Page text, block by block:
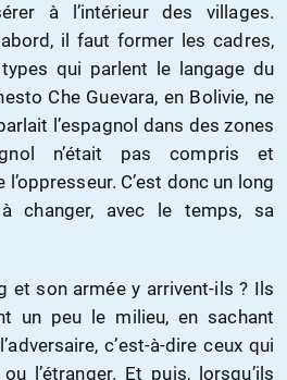
à l’intérieur des villages.
il faut former les cadres,
qui parlent le langage du
Che Guevara, en Bolivie, ne
l’espagnol dans des zones
n’était pas compris et
C’est donc un long
changer, avec le temps, sa
et son armée y arrivent-ils ? Ils
un peu le milieu, en sachant
c’est-à-dire ceux qui
l’étranger. Et puis, lorsqu’ils